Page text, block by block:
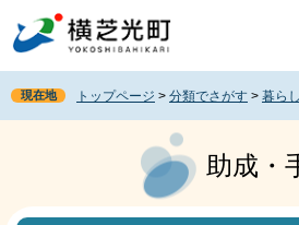
ジ
先
頭
ュ
を
飛
現在地 トップページ > 分類でさがす > 暮らし
助成・